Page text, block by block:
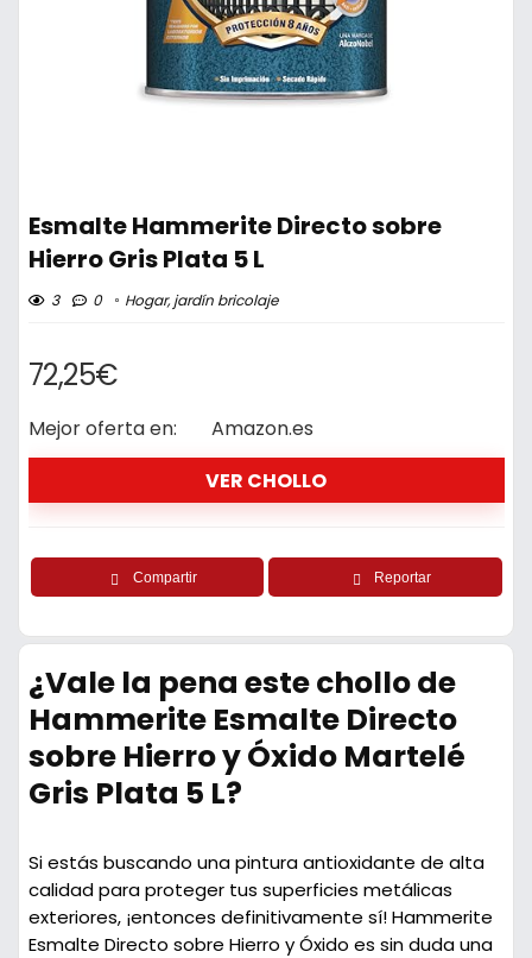
Esmalte Hammerite Directo sobre
Hierro Gris Plata 5 L
3 0 Hogar, jardín bricolaje
72,25€
Mejor oferta en:
Amazon.es
VER CHOLLO
Compartir Reportar
¿Vale la pena este chollo de
Hammerite Esmalte Directo
sobre Hierro y Óxido Martelé
Gris Plata 5 L?
Si estás buscando una pintura antioxidante de alta
calidad para proteger tus superficies metálicas
exteriores, ¡entonces definitivamente sí! Hammerite
Esmalte Directo sobre Hierro y Óxido es sin duda una